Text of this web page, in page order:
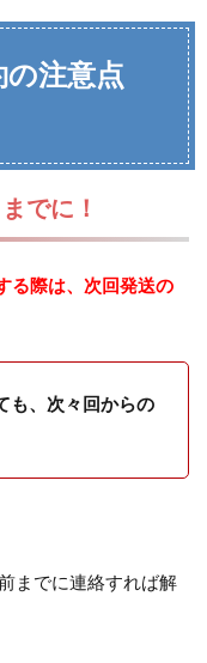
注意点
でに！
る際は、次回発送の
も、次々回からの
までに連絡すれば解